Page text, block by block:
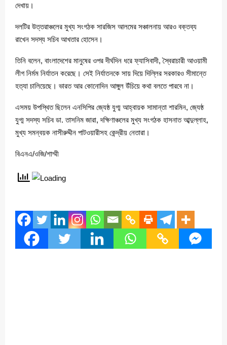
দেখায়।
দলটির উত্তরাঞ্চলের মুখ্য সংগঠক সারজিস আলমের সঞ্চালনায় আরও বক্তব্য
রাখেন সদস্য সচিব আখতার হোসেন।
তিনি বলেন, বাংলাদেশের মানুষের ওপর দীর্ঘদিন ধরে ফ্যাসিবাদী, স্বৈরাচারী আওয়ামী
লীগ নির্মম নির্যাতন করেছে। সেই নির্যাতনকে সায় দিয়ে দিল্লির সরকারও সীমান্তে
হত্যা চালিয়েছে। ভারত আর কোনোদিন আঙ্গুল উঁচিয়ে কথা বলতে পারবে না।
এসময় উপস্থিত ছিলেন এনসিপির জ্যেষ্ঠ যুগ্ম আহ্বায়ক সামান্তা শারমিন, জ্যেষ্ঠ
যুগ্ম সদস্য সচিব ডা. তাসনিম জারা, দক্ষিণাঞ্চলের মুখ্য সংগঠক হাসনাত আব্দুল্লাহ,
মুখ্য সমন্বয়ক নাসীরুদ্দীন পাটওয়ারীসহ কেন্দ্রীয় নেতারা।
বিএনএ/ওজি/শাম্মী